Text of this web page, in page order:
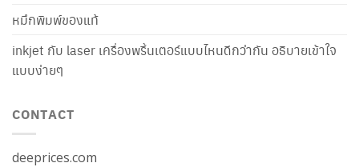
หมึกพิมพ์ของแท้
inkjet กับ laser เครื่องพริ้นเตอร์แบบไหนดีกว่ากัน อธิบายเข้าใจ
แบบง่ายๆ
CONTACT
deeprices.com